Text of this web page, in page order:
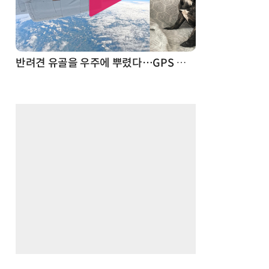
반려견 유골을 우주에 뿌렸다…GPS 추적기로 회수까지 성공